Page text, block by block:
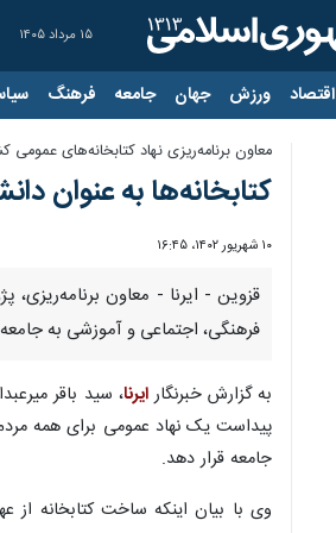
۱۵ مرداد ۱۴۰۵
اقتصاد ورزش جهان جامعه فرهنگ
معاون برنامه‌ریزی نهاد کتابخانه‌های عمومی
کتابخانه‌ها به عنوان
۱۰ شهریور ۱۴۰۲، ۱۶:۴۵